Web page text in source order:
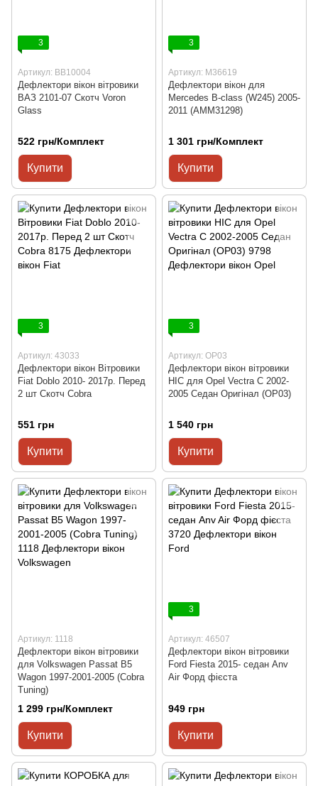
3
Артикул: ВВ10004
Дефлектори вікон вітровики
ВАЗ 2101-07 Скотч Voron
Glass
522 грн/Комплект
Купити
3
Артикул: M36619
Дефлектори вікон для
Mercedes B-class (W245) 2005-
2011 (AMM31298)
1 301 грн/Комплект
Купити
3
Артикул: 43033
Дефлектори вікон Вітровики
Fiat Doblo 2010- 2017р. Перед
2 шт Скотч Cobra
551 грн
Купити
3
Артикул: OP03
Дефлектори вікон вітровики
HIC для Opel Vectra C 2002-
2005 Седан Оригінал (OP03)
1 540 грн
Купити
Артикул: 1118
Дефлектори вікон вітровики
для Volkswagen Passat B5
Wagon 1997-2001-2005 (Cobra
Tuning)
1 299 грн/Комплект
Купити
3
Артикул: 46507
Дефлектори вікон вітровики
Ford Fiesta 2015- седан Anv
Air Форд фієста
949 грн
Купити